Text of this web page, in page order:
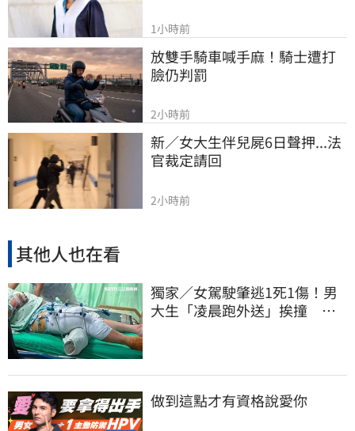
1小時前
放雙手騎車喊手麻！騎士遭打
臉仍判罰
2小時前
新／女大生伴兒屍6日聲押...法
官裁定請回
2小時前
其他人也在看
獨家／女駕駛肇逃1死1傷！男
大生「凌晨跑外送」挨撞 媽
做到這點才有資格說愛你